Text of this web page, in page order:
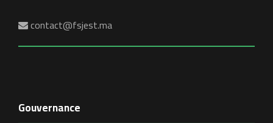
contact@fsjest.ma
Gouvernance